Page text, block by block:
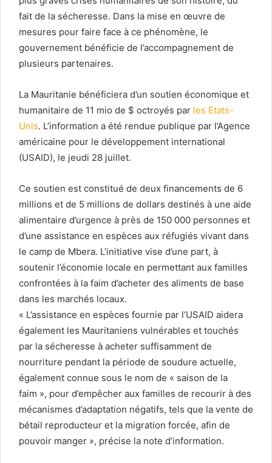
fait de la sécheresse. Dans la mise en œuvre de
mesures pour faire face à ce phénomène, le
gouvernement bénéficie de l’accompagnement de
plusieurs partenaires.
La Mauritanie bénéficiera d’un soutien économique et
humanitaire de 11 mio de $ octroyés par les Etats-
Unis. L’information a été rendue publique par l’Agence
américaine pour le développement international
(USAID), le jeudi 28 juillet.
Ce soutien est constitué de deux financements de 6
millions et de 5 millions de dollars destinés à une aide
alimentaire d’urgence à près de 150 000 personnes et
d’une assistance en espèces aux réfugiés vivant dans
le camp de Mbera. L’initiative vise d’une part, à
soutenir l’économie locale en permettant aux familles
confrontées à la faim d’acheter des aliments de base
dans les marchés locaux.
« L’assistance en espèces fournie par l’USAID aidera
également les Mauritaniens vulnérables et touchés
par la sécheresse à acheter suffisamment de
nourriture pendant la période de soudure actuelle,
également connue sous le nom de « saison de la
faim », pour d’empêcher aux familles de recourir à des
mécanismes d’adaptation négatifs, tels que la vente de
bétail reproducteur et la migration forcée, afin de
pouvoir manger », précise la note d’information.